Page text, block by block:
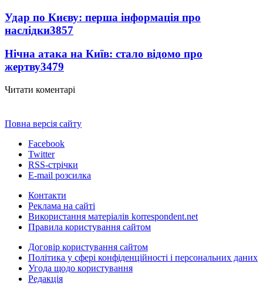
Удар по Києву: перша інформація про
наслідки3857
Нічна атака на Київ: стало відомо про
жертву3479
Читати коментарі
Повна версія сайту
Facebook
Twitter
RSS-стрічки
E-mail розсилка
Контакти
Реклама на сайті
Використання матеріалів korrespondent.net
Правила користування сайтом
Договір користування сайтом
Політика у сфері конфіденційності і персональних даних
Угода щодо користування
Редакція